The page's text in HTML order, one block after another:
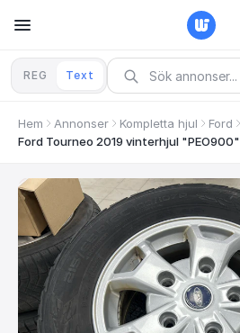
REG Text
Hem Annonser Kompletta hjul Ford
Ford Tourneo 2019 vinterhjul "PEO900"